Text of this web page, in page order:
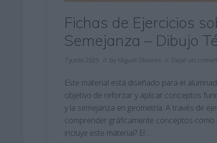
Fichas de Ejercicios
Semejanza – Dibujo
7 junio 2025 // by Miguel Olivares // Dejar un
Este material está diseñado para el
objetivo de reforzar y aplicar conceptos
y la semejanza en geometría. A través de
comprender gráficamente conceptos como
incluye este material? El …